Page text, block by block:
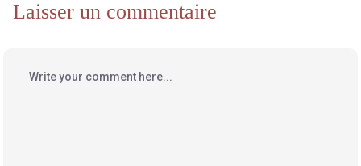
Laisser un commentaire